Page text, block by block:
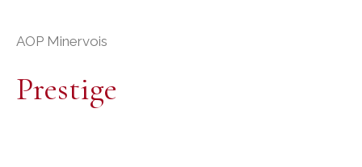
AOP Minervois
Prestige